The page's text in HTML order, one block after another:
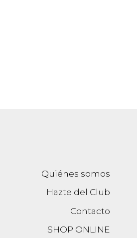
Quiénes somos
Hazte del Club
Contacto
SHOP ONLINE